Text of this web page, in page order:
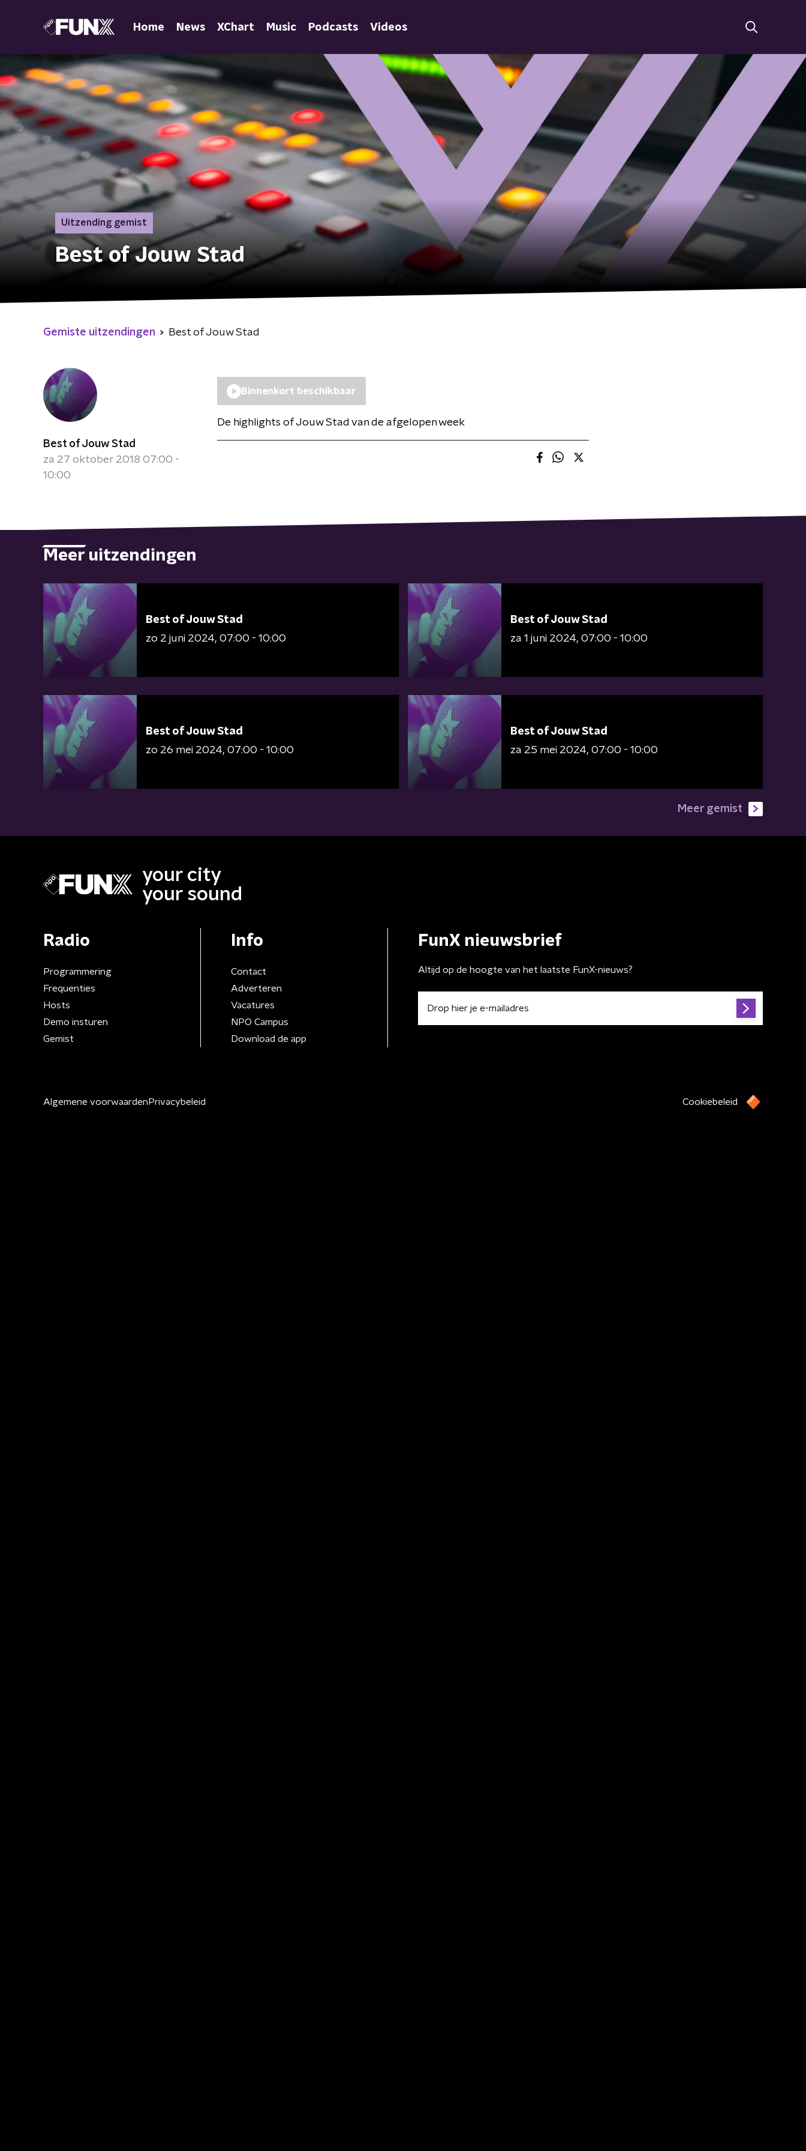
Home News XChart Music Podcasts Videos
Uitzending gemist
Best of Jouw Stad
Gemiste uitzendingen Best of Jouw Stad
Best of Jouw Stad
za 27 oktober 2018 07:00 -
10:00
Binnenkort beschikbaar
De highlights of Jouw Stad van de afgelopen week
Meer uitzendingen
Best of Jouw Stad
zo 2 juni 2024 07:00 - 10:00
Best of Jouw Stad
za 1 juni 2024 07:00 - 10:00
Best of Jouw Stad
zo 26 mei 2024 07:00 - 10:00
Best of Jouw Stad
za 25 mei 2024 07:00 - 10:00
Meer gemist
your city
your sound
Radio
Programmering
Frequenties
Hosts
Demo insturen
Gemist
Info
Contact
Adverteren
Vacatures
NPO Campus
Download de app
FunX nieuwsbrief
Altijd op de hoogte van het laatste FunX-nieuws?
Algemene voorwaardenPrivacybeleid Cookiebeleid